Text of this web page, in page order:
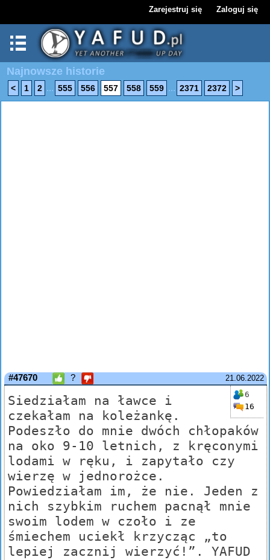
Zarejestruj się Zaloguj się
Najnowsze historie
< 1 2 ... 555 556 557 558 559 ... 2371 2372 >
21.06.2022
#47670 ?
6
16
Siedziałam na ławce i
czekałam na koleżankę.
Podeszło do mnie dwóch chłopaków
na oko 9-10 letnich, z kręconymi
lodami w ręku, i zapytało czy
wierzę w jednorożce.
Powiedziałam im, że nie. Jeden z
nich szybkim ruchem pacnął mnie
swoim lodem w czoło i ze
śmiechem uciekł krzycząc „to
lepiej zacznij wierzyć!”. YAFUD